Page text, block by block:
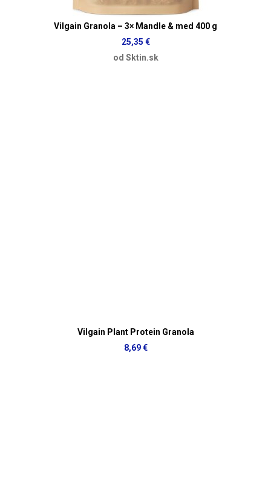
Vilgain Granola – 3× Mandle & med 400 g
25,35 €
od Sktin.sk
Vilgain Plant Protein Granola
8,69 €